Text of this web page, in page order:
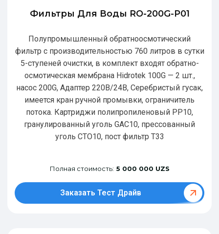
Фильтры Для Воды RO-200G-P01
Полупромышленный обратноосмотический
фильтр с производительностью 760 литров в сутки
5-ступеней очистки, в комплект входят обратно-
осмотическая мембрана Hidrotek 100G — 2 шт.,
насос 200G, Адаптер 220В/24В, Серебристый гусак,
имеется кран ручной промывки, ограничитель
потока. Картриджи полипропиленовый РР10,
гранулированный уголь GAC10, прессованный
уголь CTO10, пост фильтр T33
Полная стоимость: 5 000 000 UZS
Заказать Тест Драйв